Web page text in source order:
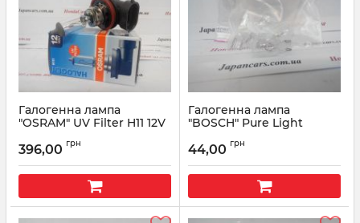
Галогенна лампа
"OSRAM" UV Filter H11 12V
Артикул: PGJ19-2
396,00 грн
Галогенна лампа
"BOSCH" Pure Light
Артикул: 1987302205
44,00 грн